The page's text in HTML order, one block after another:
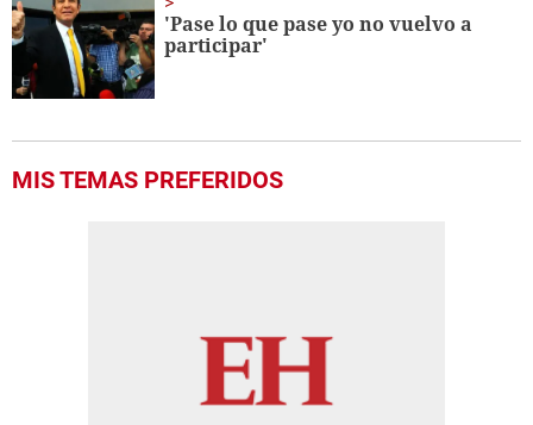
'Pase lo que pase yo no vuelvo a
participar'
MIS TEMAS PREFERIDOS